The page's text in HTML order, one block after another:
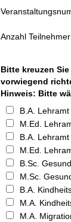
Anzahl
Bitte kreuzen
vorwiegend
Hinweis: Bitte
B.A.
M.Ed.
B.A.
M.Ed.
B.Sc.
M.Sc.
B.A.
M.A.
M.A.